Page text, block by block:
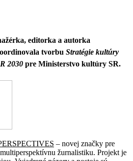
editorka a autorka
tvorbu Stratégie kultúry
2030 pre Ministerstvo kultúry SR.
– novej značky pre
žurnalistiku. Projekt je